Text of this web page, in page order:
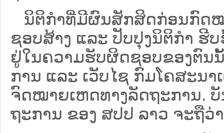
ນິ​ຕິ​ກຳ​ທີ່​ມີ​ຜົນ​ສັກ​ສິດ​ກ່ອນ​ກົດ​ໝ
ຊອບ​ສ້າງ ແລະ ປັບ​ປຸງນິ​ຕິ​ກຳ ຮີ
ຢູ່ໃນຄວາມຮັບຜິດຊອບຂອງຕົນ
ການ ແລະ ເວັບໄຊ​ ກົມໂຄສະນ
ຈົດໝາຍເຫດທາງລັດຖະການ.
ຖະ​ການ ຂອງ ສປ​ປ ລາວ ​ຈະຖື​